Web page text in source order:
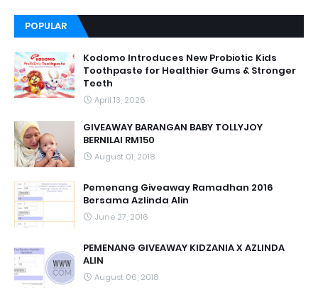
POPULAR
Kodomo Introduces New Probiotic Kids
Toothpaste for Healthier Gums & Stronger
Teeth
April 13, 2026
GIVEAWAY BARANGAN BABY TOLLYJOY
BERNILAI RM150
August 01, 2018
Pemenang Giveaway Ramadhan 2016
Bersama Azlinda Alin
June 27, 2016
PEMENANG GIVEAWAY KIDZANIA X AZLINDA
ALIN
August 06, 2018